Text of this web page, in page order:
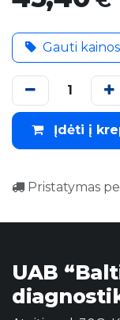
Gauti
Įdėti į
Pristatymas
UAB